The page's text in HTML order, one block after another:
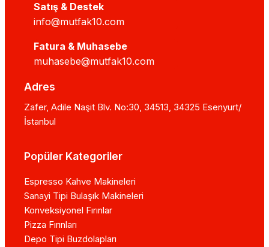
Satış & Destek
info@mutfak10.com
Fatura & Muhasebe
muhasebe@mutfak10.com
Adres
Zafer, Adile Naşit Blv. No:30, 34513, 34325 Esenyurt/
İstanbul
Popüler Kategoriler
Espresso Kahve Makineleri
Sanayi Tipi Bulaşık Makineleri
Konveksiyonel Fırınlar
Pizza Fırınları
Depo Tipi Buzdolapları